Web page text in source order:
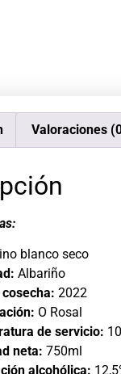
Valoraciones
blanco seco
Albariño
2022
O Rosal
de servicio:
neta: 750ml
alcohólica: